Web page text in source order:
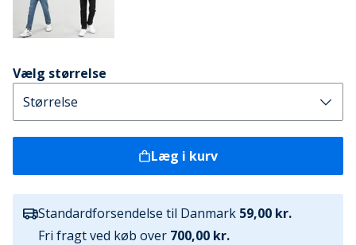
Vælg størrelse
Læg i kurv
Standardforsendelse til Danmark 59,00 kr.
Fri fragt ved køb over 700,00 kr.